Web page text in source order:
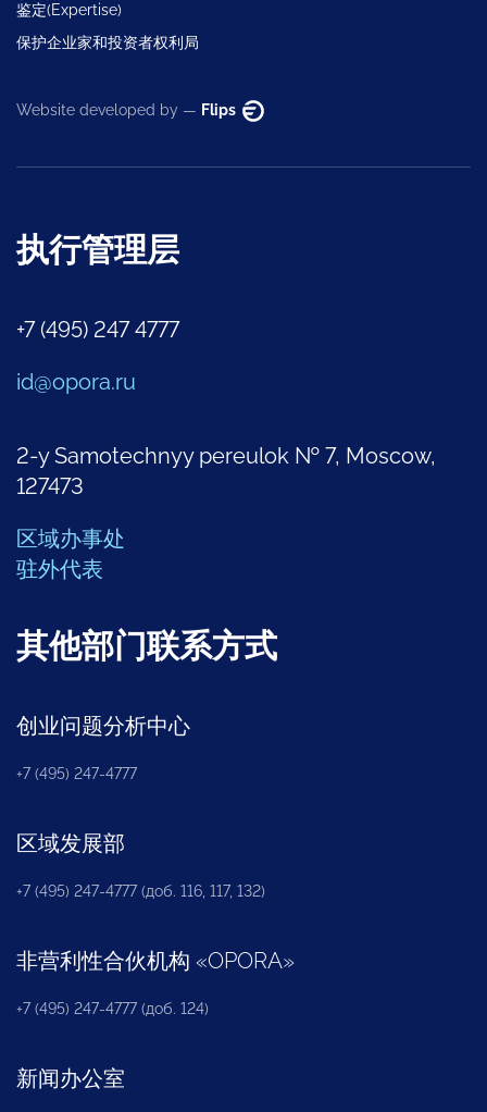
鉴定(Expertise)
保护企业家和投资者权利局
Website developed by — Flips
执行管理层
+7 (495) 247 4777
id@opora.ru
2-y Samotechnyy pereulok № 7, Moscow,
127473
区域办事处
驻外代表
其他部门联系方式
创业问题分析中心
+7 (495) 247-4777
区域发展部
+7 (495) 247-4777 (доб. 116, 117, 132)
非营利性合伙机构 «OPORA»
+7 (495) 247-4777 (доб. 124)
新闻办公室